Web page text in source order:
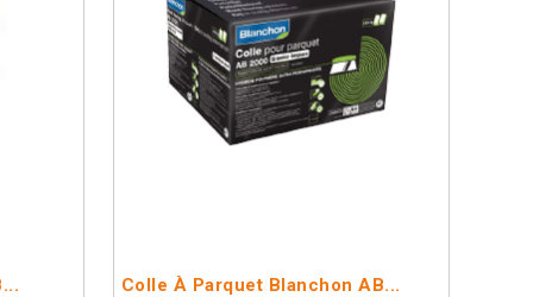
Colle À Parquet Blanchon AB...